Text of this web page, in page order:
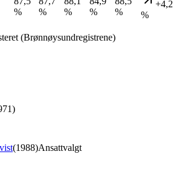
%
%
%
%
%
+4,2
%
(Brønnøysundregistrene)
)
(1988)Ansattvalgt